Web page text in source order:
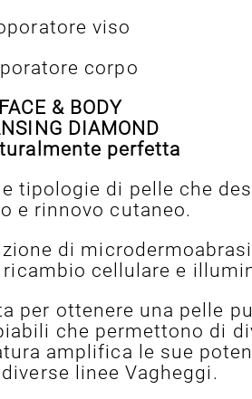
viso
corpo
& BODY
DIAMOND
perfetta
tipologie di pelle che
e rinnovo cutaneo.
di
cellulare e
ottenere una pelle
che permettono di
amplifica le sue
linee Vagheggi.